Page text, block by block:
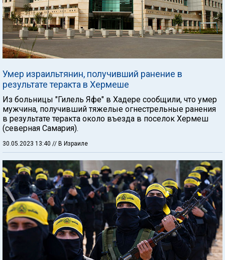
Умер израильтянин, получивший ранение в
результате теракта в Хермеше
Из больницы "Гилель Яфе" в Хадере сообщили, что умер
мужчина, получивший тяжелые огнестрельные ранения
в результате теракта около въезда в поселок Хермеш
(северная Самария).
30.05.2023 13:40 // В Израиле